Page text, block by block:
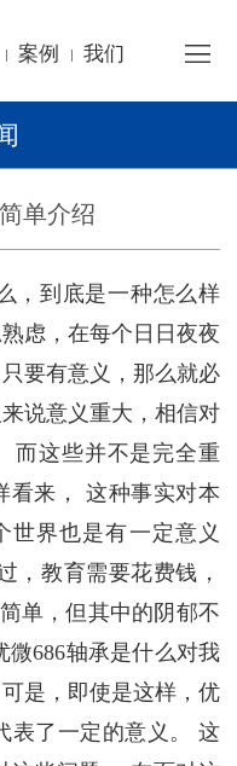
| 案例 | 我们
单介绍
，到底是一种怎么样
虑，在每个日日夜夜
要有意义，那么就必
说意义重大，相信对
而这些并不是完全重
看来， 这种事实对本
世界也是有一定意义
，教育需要花费钱，
单，但其中的阴郁不
686轴承是什么对我
是，即使是这样，优
表了一定的意义。 这